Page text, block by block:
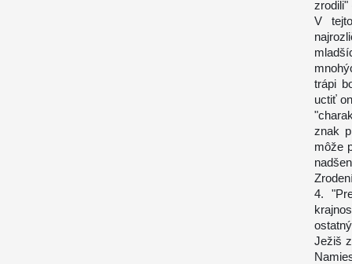
zrodili"
V
trápi
uctiť
znak
môže
4.
Ježiš